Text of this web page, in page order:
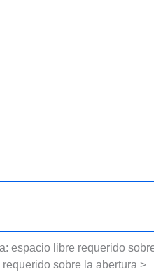
espacio libre requerido
sobre la abertura >